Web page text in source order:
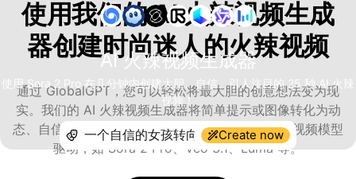
AI 火辣视频生成器
使用 Sora 2 Pro 在几分钟内创建大胆、自信、引人注目的 25 秒 AI 火辣
视频！
Create now
使用我们的 AI 火辣视频生成
器创建时尚迷人的火辣视频
通过 GlobalGPT，您可以轻松将最大胆的创意想法变为现
实。我们的 AI 火辣视频生成器将简单提示或图像转化为动
态、自信且视觉冲击力强的视频——全部由新一代视频模型
驱动，如 Sora 2 Pro、Veo 3.1、Luma 等。